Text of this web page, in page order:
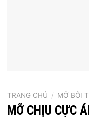
TRANG CHỦ / MỠ BÔI
MỠ CHỊU CỰC